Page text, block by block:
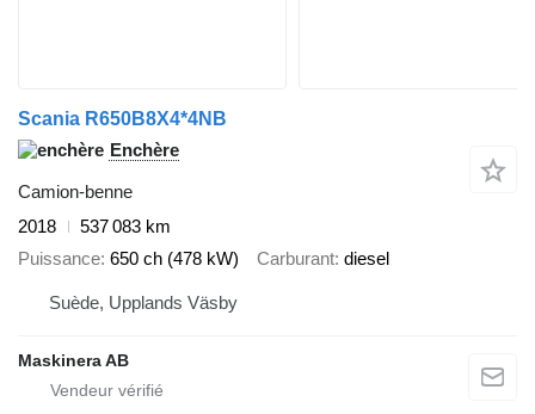
Scania R650B8X4*4NB
Enchère
Camion-benne
2018
537 083 km
Puissance 650 ch (478 kW) Carburant diesel
Suède, Upplands Väsby
Maskinera AB